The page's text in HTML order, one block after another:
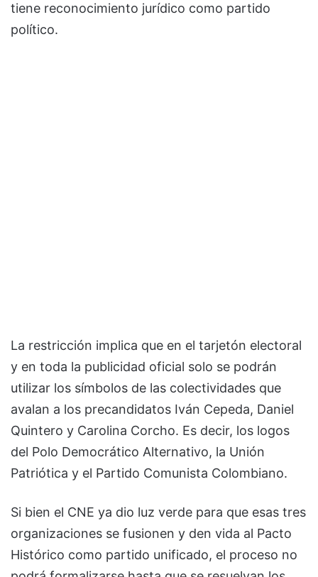
tiene reconocimiento jurídico como partido
político.
La restricción implica que en el tarjetón electoral
y en toda la publicidad oficial solo se podrán
utilizar los símbolos de las colectividades que
avalan a los precandidatos Iván Cepeda, Daniel
Quintero y Carolina Corcho. Es decir, los logos
del Polo Democrático Alternativo, la Unión
Patriótica y el Partido Comunista Colombiano.
Si bien el CNE ya dio luz verde para que esas tres
organizaciones se fusionen y den vida al Pacto
Histórico como partido unificado, el proceso no